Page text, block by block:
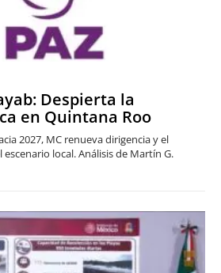
Despierta la
en Quintana Roo
2027, MC renueva dirigencia y el
local. Análisis de Martín G.